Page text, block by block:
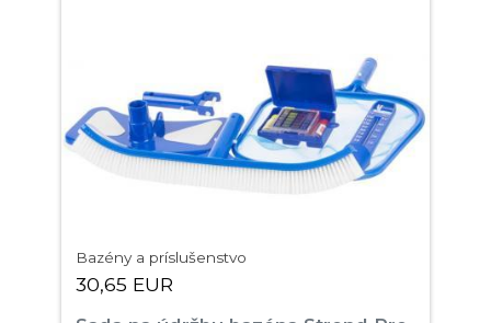
Bazény a príslušenstvo
30,65 EUR